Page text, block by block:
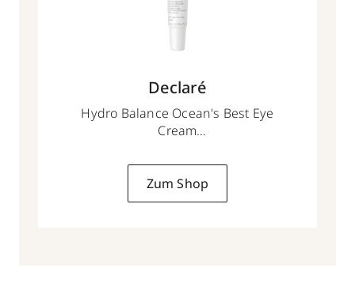
Declaré
Hydro Balance Ocean's Best Eye
Cream
Zum Shop